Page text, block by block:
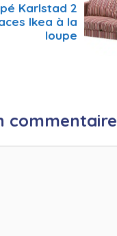
Karlstad 2
Ikea à la
loupe
commentaire